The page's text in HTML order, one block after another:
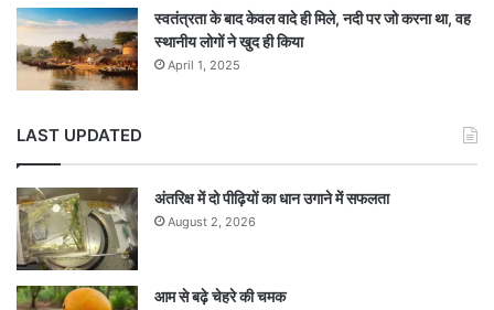
स्वतंत्रता के बाद केवल वादे ही मिले, नदी पर जो करना था, वह
स्थानीय लोगों ने खुद ही किया
April 1, 2025
LAST UPDATED
अंतरिक्ष में दो पीढ़ियों का धान उगाने में सफलता
August 2, 2026
आम से बढ़े चेहरे की चमक